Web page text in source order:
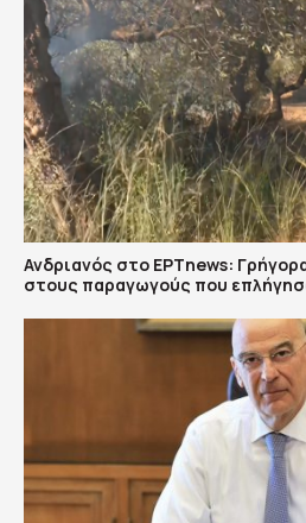
Ανδριανός στο ΕΡΤnews:
στους παραγωγούς που